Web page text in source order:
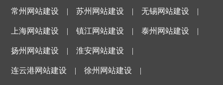
常州网站建设 |苏州网站建设 |无锡网站建设 |
上海网站建设 |镇江网站建设 |泰州网站建设 |
扬州网站建设 |淮安网站建设 |
连云港网站建设 |徐州网站建设 |